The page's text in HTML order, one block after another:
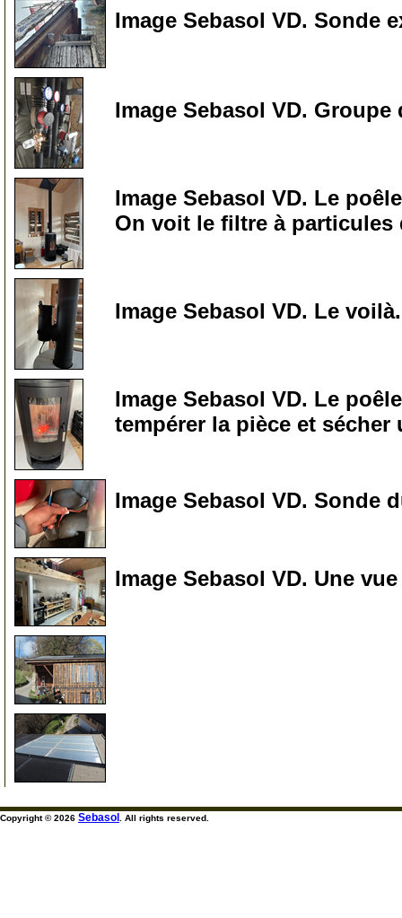
Image Sebasol VD. Sonde
Image Sebasol VD. Groupe
Image Sebasol VD. Le
On voit le filtre à particules
Image Sebasol VD. Le voilà.
Image Sebasol VD. Le
tempérer la pièce et sécher
Image Sebasol VD. Sonde
Image Sebasol VD. Une
Copyright © 2026 Sebasol . All rights reserved.